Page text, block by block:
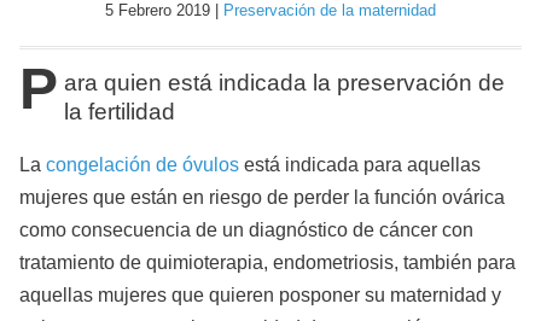
5 Febrero 2019 | Preservación de la maternidad
P ara quien está indicada la preservación de
la fertilidad
La congelación de óvulos está indicada para aquellas
mujeres que están en riesgo de perder la función ovárica
como consecuencia de un diagnóstico de cáncer con
tratamiento de quimioterapia, endometriosis, también para
aquellas mujeres que quieren posponer su maternidad y